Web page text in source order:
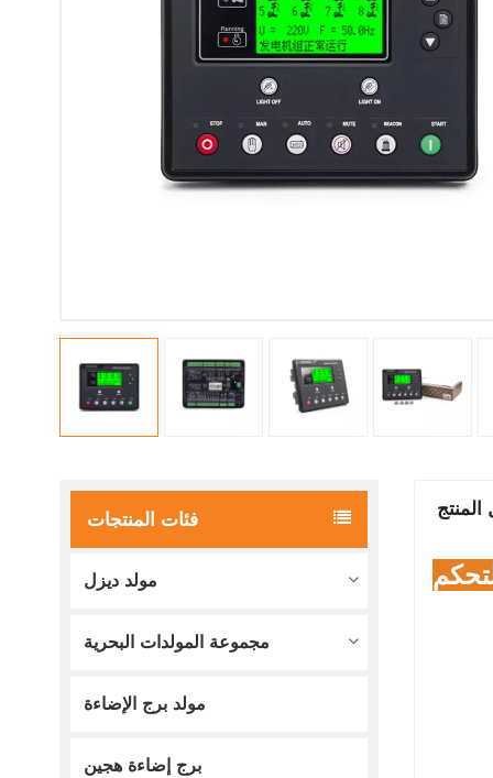
فئات المنتجات
مولد ديزل
مجموعة المولدات البحرية
مولد برج الإضاءة
برج إضاءة هجين